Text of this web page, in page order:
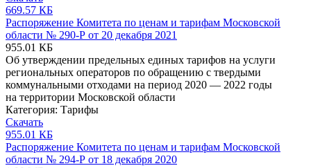
669.57 КБ
Распоряжение Комитета по ценам и тарифам Московской
области № 290-Р от 20 декабря 2021
955.01 КБ
Об утверждении предельных единых тарифов на услуги
региональных операторов по обращению с твердыми
коммунальными отходами на период 2020 — 2022 годы
на территории Московской области
Категория: Тарифы
Скачать
955.01 КБ
Распоряжение Комитета по ценам и тарифам Московской
области № 294-Р от 18 декабря 2020